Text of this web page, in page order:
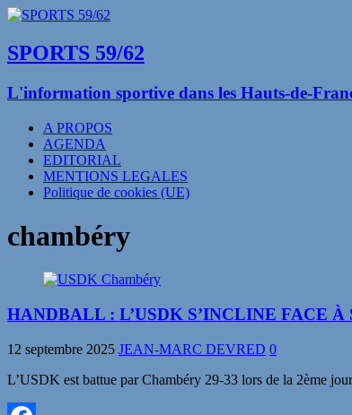
SPORTS 59/62
L'information sportive dans les Hauts-de-
A PROPOS
AGENDA
EDITORIAL
MENTIONS LEGALES
Politique de cookies (UE)
chambéry
HANDBALL : L’USDK S’INCLINE FACE À
12 septembre 2025 JEAN-MARC DEVRED 0
L’USDK est battue par Chambéry 29-33 lors de la 2ème